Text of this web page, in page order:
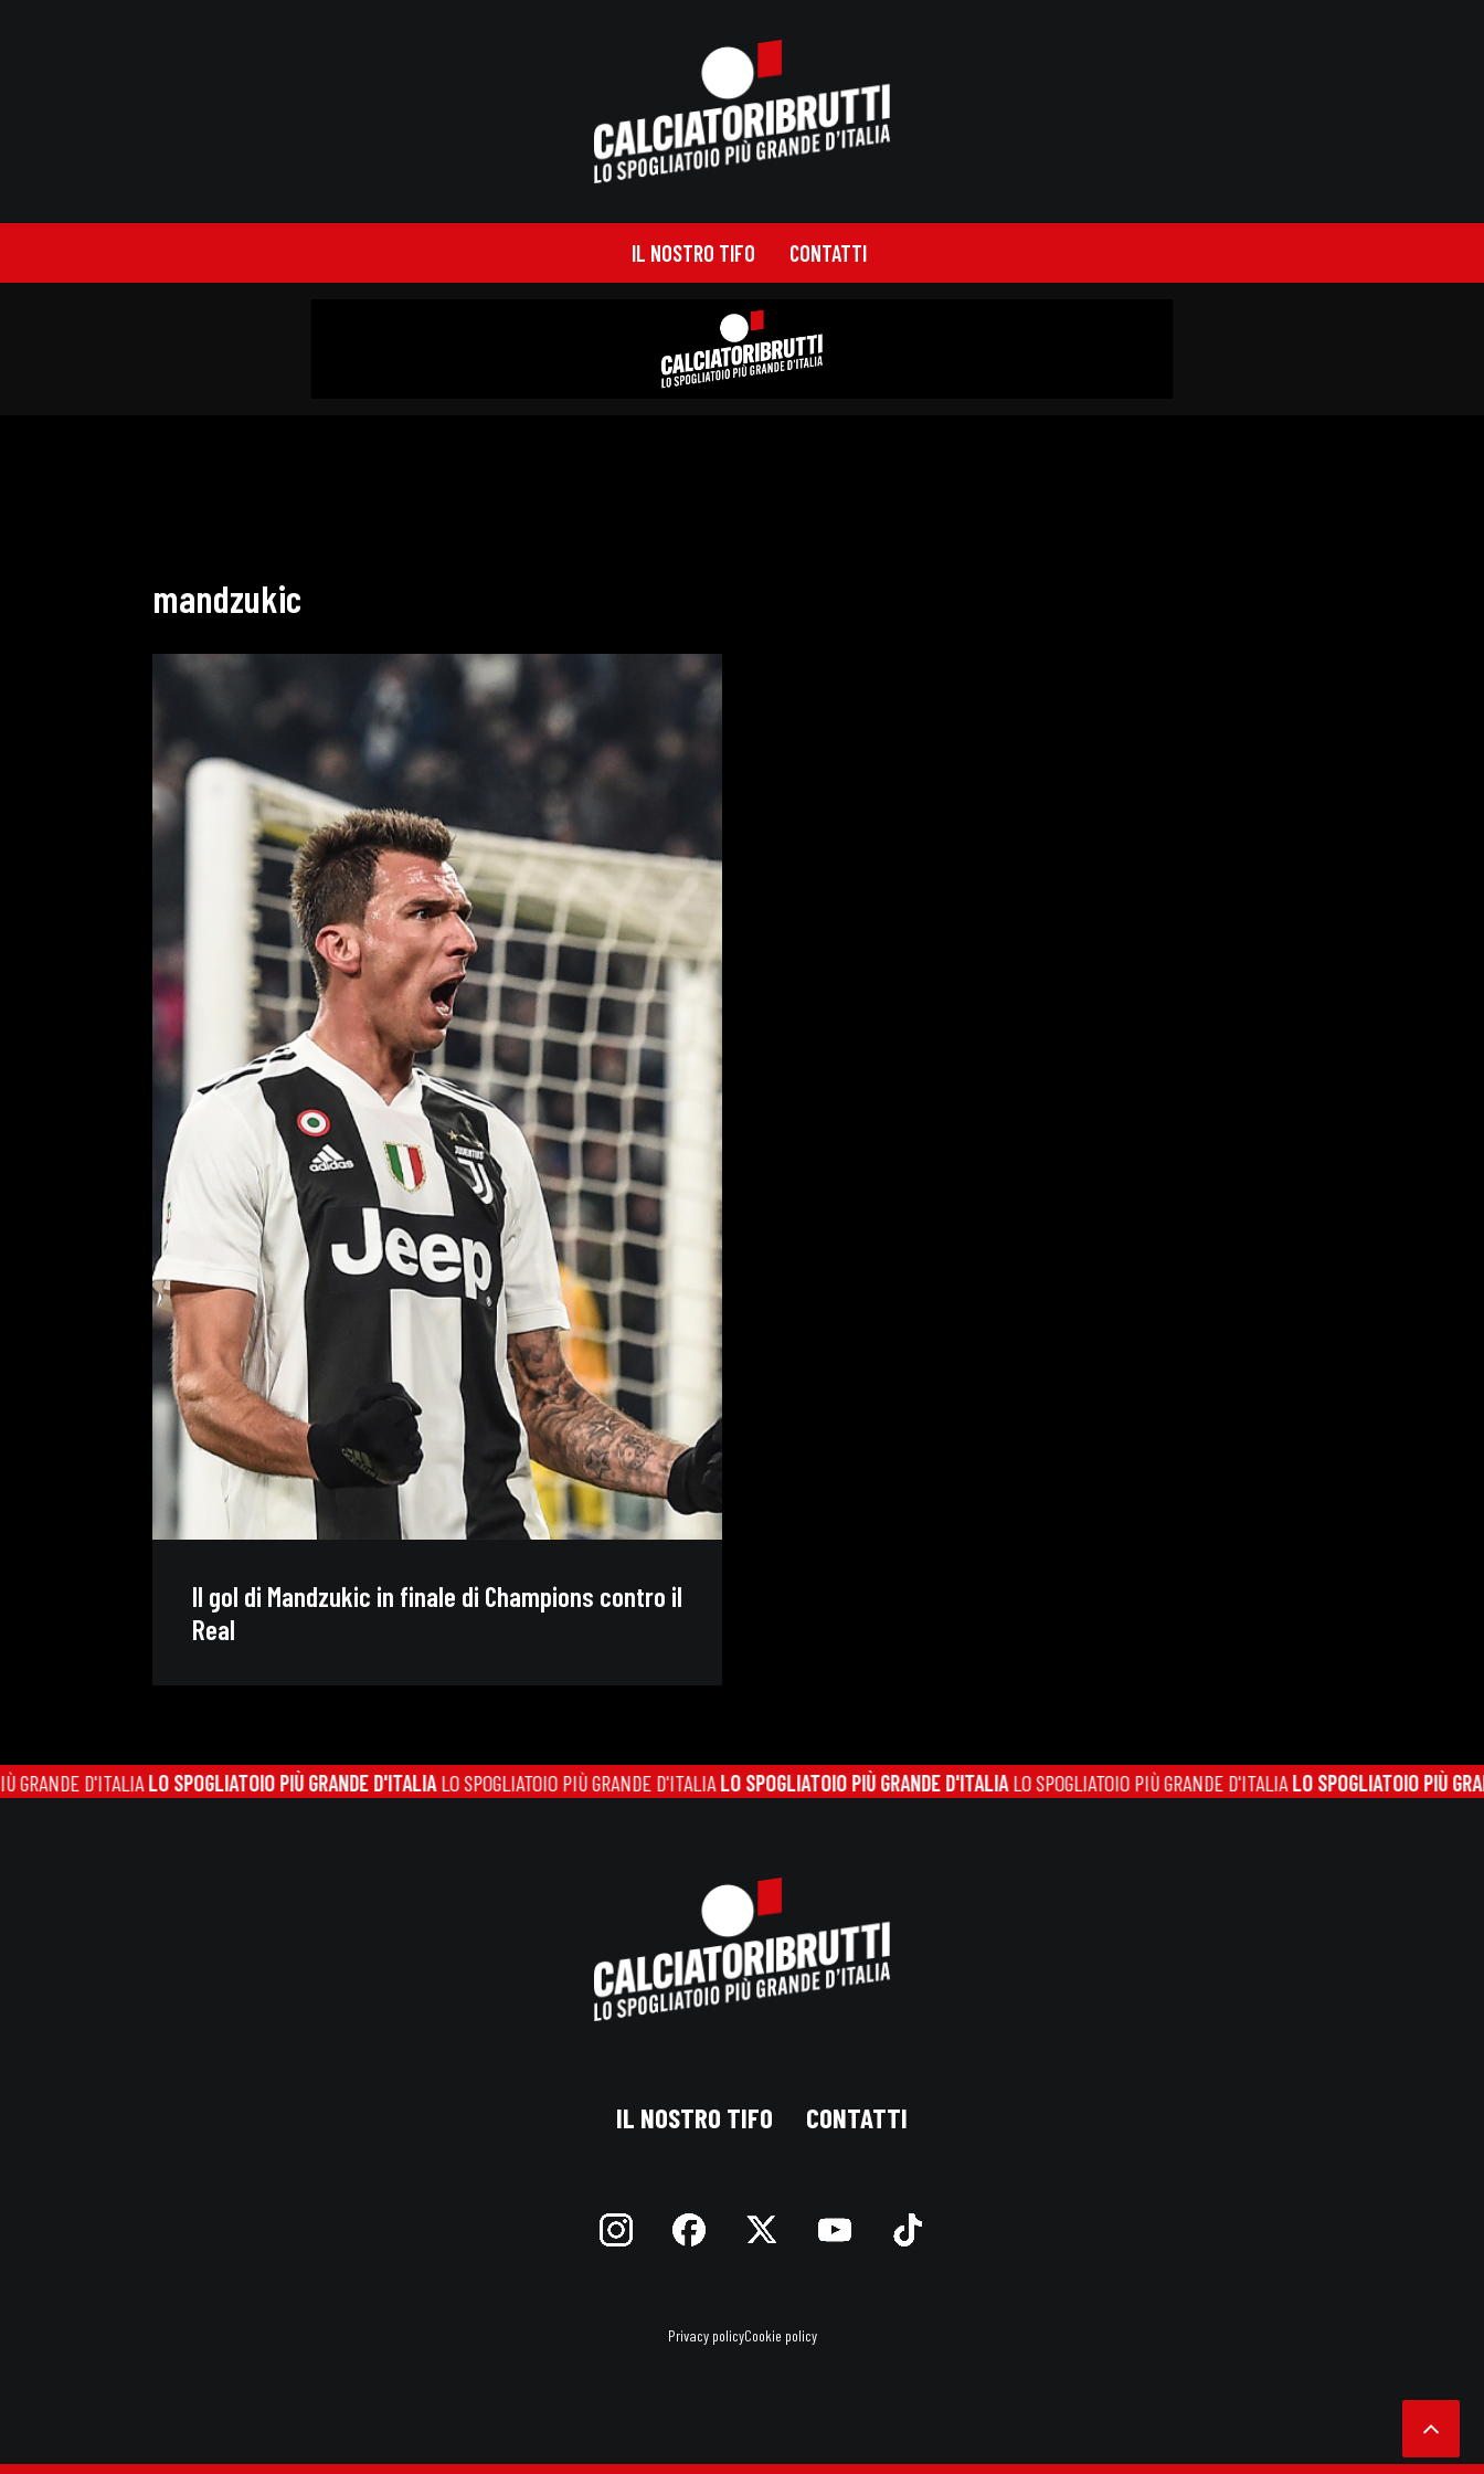
IL NOSTRO TIFO CONTATTI
mandzukic
Il gol di Mandzukic in finale di Champions contro il
Real
D'ITALIALO SPOGLIATOIO PIÙ GRANDE D'ITALIA LO SPOGLIATOIO PIÙ GRANDE D'ITALIALO SPOGLIATOIO PIÙ GRANDE D'ITALIA LO SPOGLIATOIO PIÙ GRANDE D'ITALIALO SPOGLIATOIO PIÙ GRANDE
IL NOSTRO TIFO CONTATTI
Privacy policyCookie policy